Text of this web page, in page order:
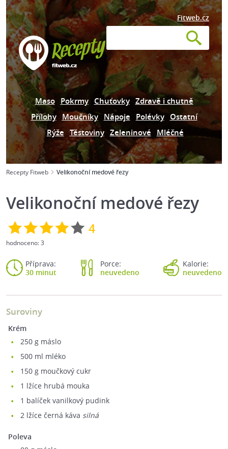
Fitweb.cz
Maso Pokrmy Chuťovky Zdravě i chutně
Přílohy Moučníky Nápoje Polévky Ostatní
Rýže Těstoviny Zeleninové Mléčné
Recepty Fitweb Velikonoční medové řezy
Velikonoční medové řezy
4
hodnoceno:3
Příprava:
30 minut
Porce:
neuvedeno
Kalorie:
neuvedeno
Suroviny
Krém
250 g máslo
500 ml mléko
150 g moučkový cukr
1 lžíce hrubá mouka
1 balíček vanilkový pudink
2 lžíce černá káva silná
Poleva